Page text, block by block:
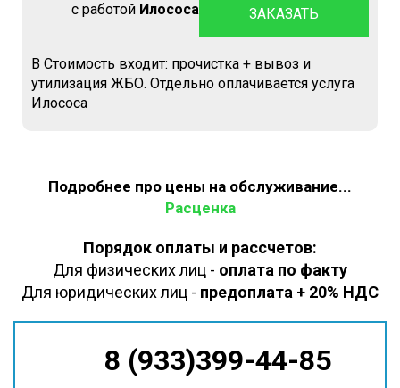
с работой Илососа ЗАКАЗАТЬ
В Стоимость входит: прочистка + вывоз и
утилизация ЖБО. Отдельно оплачивается услуга
Илососа
Подробнее про цены на обслуживание...
Расценка
Порядок оплаты и рассчетов:
Для физических лиц - оплата по факту
Для юридических лиц - предоплата + 20% НДС
8 (933)399-44-85